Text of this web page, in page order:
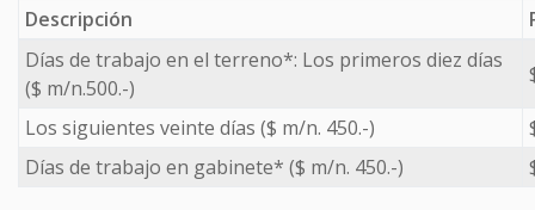
Descripción
Días de trabajo en el terreno*: Los primeros diez días
($ m/n.500.-)
Los siguientes veinte días ($ m/n. 450.-)
Días de trabajo en gabinete* ($ m/n. 450.-)